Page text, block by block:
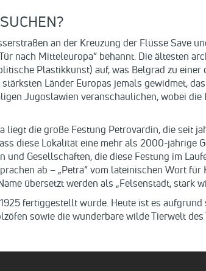
an der Kreuzung der Flüsse Save
nach Mitteleuropa“ behannt. Die ältesten
Plastikkunst) auf, was Belgrad zu einer
Länder Europas jemals gewidmet,
Jugoslawien veranschaulichen, wobei
liegt die große Festung Petrovardin, die seit
diese Lokalität eine mehr als 2000-jährige
Gesellschaften, die diese Festung im
ab – „Petra“ vom lateinischen Wort für
übersetzt werden als „Felsenstadt, stark
fertiggestellt wurde. Heute ist es
sowie die wunderbare wilde Tierwelt des